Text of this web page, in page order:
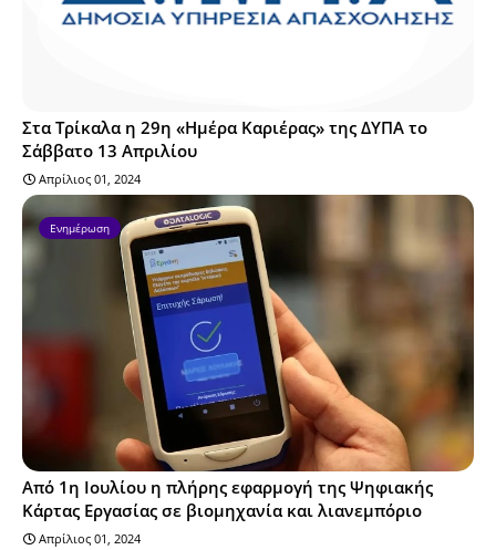
Στα Τρίκαλα η 29η «Ημέρα Καριέρας» της ΔΥΠΑ το
Σάββατο 13 Απριλίου
Απρίλιος 01, 2024
Ενημέρωση
Από 1η Ιουλίου η πλήρης εφαρμογή της Ψηφιακής
Κάρτας Εργασίας σε βιομηχανία και λιανεμπόριο
Απρίλιος 01, 2024